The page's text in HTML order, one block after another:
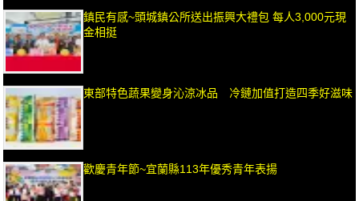
鎮民有感~頭城鎮公所送出振興大禮包 每人3,000元現
金相挺
東部特色蔬果變身沁涼冰品 冷鏈加值打造四季好滋味
歡慶青年節~宜蘭縣113年優秀青年表揚